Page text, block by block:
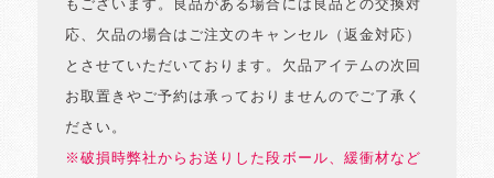
もございます。良品がある場合には良品との交換対
応、欠品の場合はご注文のキャンセル（返金対応）
とさせていただいております。欠品アイテムの次回
お取置きやご予約は承っておりませんのでご了承く
ださい。
※破損時弊社からお送りした段ボール、緩衝材など